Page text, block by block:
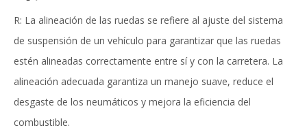
R: La alineación de las ruedas se refiere al ajuste del sistema
de suspensión de un vehículo para garantizar que las ruedas
estén alineadas correctamente entre sí y con la carretera. La
alineación adecuada garantiza un manejo suave, reduce el
desgaste de los neumáticos y mejora la eficiencia del
combustible.